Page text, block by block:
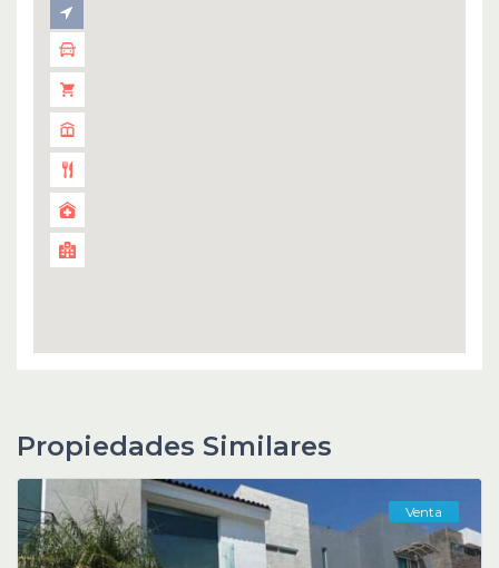
Propiedades Similares
Venta